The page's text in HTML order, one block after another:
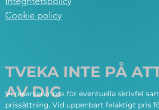
Cookie policy
TVEKA INTE PÅ
AV DIG
Vi reserverar oss för eventuella skrivfel
prissättning. Vid uppenbart felaktigt pris